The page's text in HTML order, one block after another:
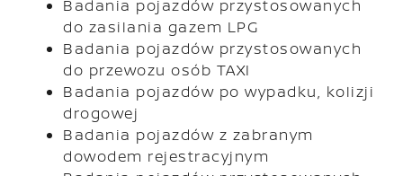
Badania pojazdów przystosowanych
do zasilania gazem LPG
Badania pojazdów przystosowanych
do przewozu osób TAXI
Badania pojazdów po wypadku, kolizji
drogowej
Badania pojazdów z zabranym
dowodem rejestracyjnym